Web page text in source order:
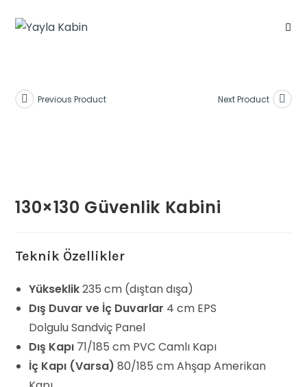
Previous Product Next Product
130×130 Güvenlik Kabini
Teknik Özellikler
Yükseklik235 cm (dıştan dışa)
Dış Duvar ve İç Duvarlar 4 cm EPS
Dolgulu Sandviç Panel
Dış Kapı 71/185 cm PVC Camlı Kapı
İç Kapı (Varsa)80/185 cm Ahşap Amerikan